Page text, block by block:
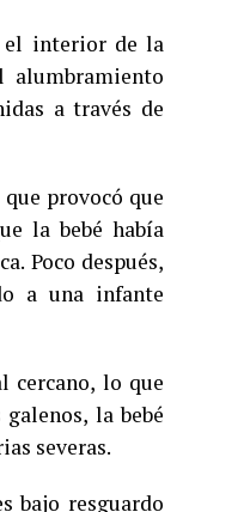
el interior de la
alumbramiento
a través de
provocó que
la bebé había
Poco después,
a una infante
cercano, lo que
la bebé
severas.
bajo resguardo